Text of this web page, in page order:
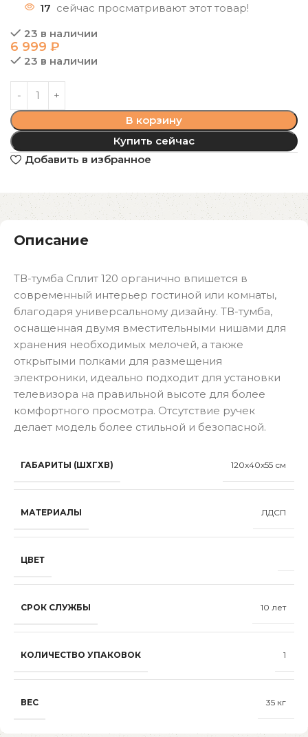
17 сейчас просматривают этот товар!
23 в наличии
6 999 ₽
23 в наличии
В корзину
Купить сейчас
Добавить в избранное
Описание
ТВ-тумба Сплит 120 органично впишется в
современный интерьер гостиной или комнаты,
благодаря универсальному дизайну. ТВ-тумба,
оснащенная двумя вместительными нишами для
хранения необходимых мелочей, а также
открытыми полками для размещения
электроники, идеально подходит для установки
телевизора на правильной высоте для более
комфортного просмотра. Отсутствие ручек
делает модель более стильной и безопасной.
ГАБАРИТЫ (ШХГХВ) 120x40x55 см
МАТЕРИАЛЫ ЛДСП
ЦВЕТ
СРОК СЛУЖБЫ 10 лет
КОЛИЧЕСТВО УПАКОВОК 1
ВЕС 35 кг